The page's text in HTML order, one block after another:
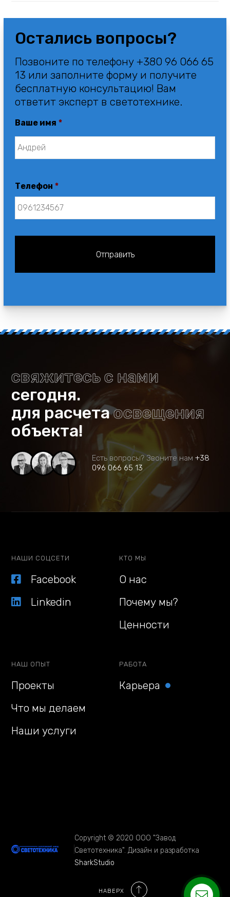
Остались вопросы?
Позвоните по телефону +380 96 066 65
13 или заполните форму и получите
бесплатную консультацию! Вам
ответит эксперт в светотехнике.
Ваше имя *
Телефон *
свяжитесь с нами
сегодня.
для расчетаосвещения
объекта!
Есть вопросы? Звоните нам+38
096 066 65 13
НАШИ СОЦСЕТИ
Facebook
Linkedin
КТО МЫ
О нас
Почему мы?
Ценности
НАШ ОПЫТ
Проекты
Что мы делаем
Наши услуги
РАБОТА
Карьера
Copyright © 2020 ООО "Завод
Светотехника". Дизайн и разработка
SharkStudio
НАВЕРХ